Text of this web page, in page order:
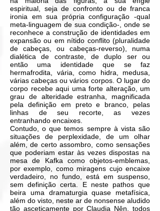
espiritual, seja de confronto ou de franca
ironia em sua própria configuração -qual
meta-linguagem de sua condição-, onde se
reconhece a construção de identidades em
expansão ou em nítido conflito (pluralidade
de cabeças, ou cabeças-reverso), numa
dialética de contraste, de duplo ser ou
então uma identidade que se faz
hermafrodita, vária, como hidra, medusa,
várias cabeças ou vários corpos. O lugar do
corpo recebe aqui uma forte alteração, um
grau de alteridade estranha, magnificada
pela definição em preto e branco, pelas
linhas de seu recorte, as vezes
entranhando encaixes.
Contudo, o que temos sempre à vista são
situações de perplexidade, de um olhar
além, de certo assombro, como sensações
que poderiam estar às vezes dispostas na
mesa de Kafka como objetos-emblemas,
por exemplo, como miragens cujo encaixe
verdadeiro, no fundo, está em suspenso,
sem definição certa. E neste pathos que
beira uma dramaturgia quase metafísica,
além do visto, neste ar de nonsense aludido
tão asceticamente por Claudia Nên, todos